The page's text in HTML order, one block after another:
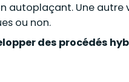
autoplaçant. Une
ou non.
des procédés